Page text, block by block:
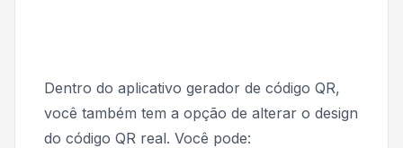
Dentro do aplicativo gerador de código QR,
você também tem a opção de alterar o design
do código QR real. Você pode: